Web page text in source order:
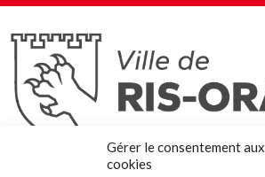
Gérer le consentement aux
cookies
Ris-Orangis
@2022 — Tous droits réservés